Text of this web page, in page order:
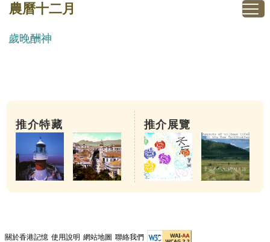
農曆十二月
歲晚酬神
推介特藏 推介展覽
關於香港記憶 使用說明 網站地圖 聯絡我們